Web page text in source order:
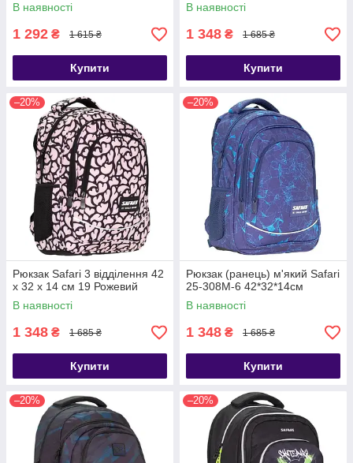
В наявності
1 292 ₴ 1 615 ₴
Купити
В наявності
1 348 ₴ 1 685 ₴
Купити
–20%
Рюкзак Safari 3 відділення 42
x 32 x 14 см 19 Рожевий
В наявності
1 348 ₴ 1 685 ₴
Купити
–20%
Рюкзак (ранець) м'який Safari
25-308M-6 42*32*14см
В наявності
1 348 ₴ 1 685 ₴
Купити
–20% –20%